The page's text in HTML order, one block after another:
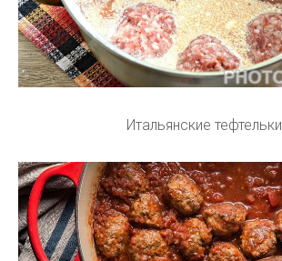
Итальянские тефтельки